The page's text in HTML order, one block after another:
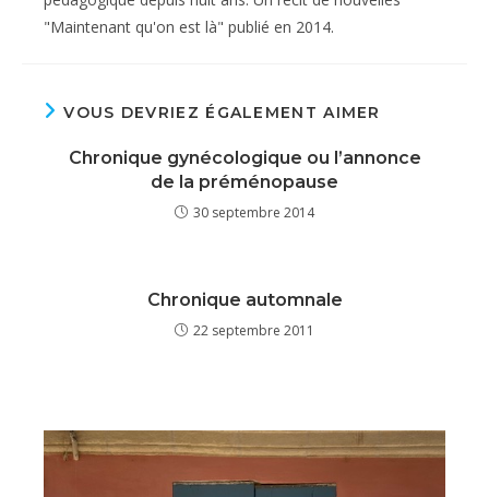
"Maintenant qu'on est là" publié en 2014.
VOUS DEVRIEZ ÉGALEMENT AIMER
Chronique gynécologique ou l’annonce
de la préménopause
30 septembre 2014
Chronique automnale
22 septembre 2011